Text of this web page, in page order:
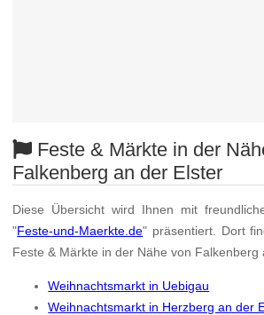
Feste & Märkte in der
Falkenberg an der Elster
Diese Übersicht wird Ihnen mit
"Feste-und-Maerkte.de" präsentiert. Dort
Feste & Märkte in der Nähe von Falkenberg
Weihnachtsmarkt in Uebigau
Weihnachtsmarkt in Herzberg an der